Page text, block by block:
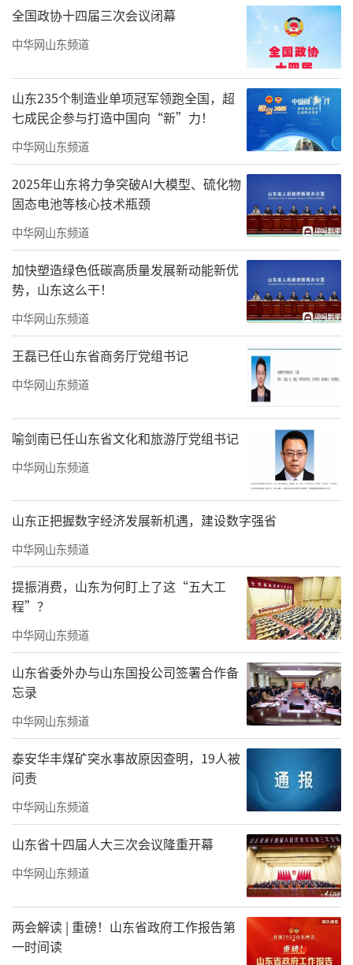
优良，富含多种对人体有益的矿物质和微量元
素。在这里，可以尽享温泉的滋养与呵护，暖
身暖心，让疲惫的身心彻底放松。近年来，临
朐揽翠湖温泉度假村持续提升温泉项目品质，
诸城竹山温泉、滨海弘润温泉景区推出冬季特
色药浴温泉，为游客带来温泉新体验；昌邑最
新打造了室内面积1万平方米的绿博园温泉水世
界，今冬为游客推出一系列养生美食和滋补汤
品。无论是家庭出游还是情侣度假，潍坊的温
泉度假项目都能为游客提供一个温馨、舒适、
私密的休闲空间，让游客在寒冷冬日感受别样
的温暖与惬意。
冬景漫游季
游客可在这个系列中沉浸式感受潍坊冬季
大自然的静谧之美与造化之奇。昌邑潍水风情
湿地公园吸引大批候鸟驻足越冬，寿光巨淀湖
风景区、林海生态博览园的湿地风貌千姿百
态，森林景观独具特色。临朐老龙湾风景区泉
水常年保持18℃，隆冬时节，云雾缭绕、雾气
蒸腾、宛如仙境。青州仰天山、临朐沂山的雾
凇似雪莲盛开，玉树琼花，如梦如幻，可以给
游客带来极佳的游览体验。
全国政协十四届三次会议闭幕
中华网山东频道
山东235个制造业单项冠军领跑全国，超
七成民企参与打造中国向“新”力！
中华网山东频道
2025年山东将力争突破AI大模型、硫化物
固态电池等核心技术瓶颈
中华网山东频道
加快塑造绿色低碳高质量发展新动能新优
势，山东这么干！
中华网山东频道
王磊已任山东省商务厅党组书记
中华网山东频道
喻剑南已任山东省文化和旅游厅党组书记
中华网山东频道
山东正把握数字经济发展新机遇，建设数字强省
中华网山东频道
提振消费，山东为何盯上了这“五大工
程”？
中华网山东频道
山东省委外办与山东国投公司签署合作备
忘录
中华网山东频道
泰安华丰煤矿突水事故原因查明，19人被
问责
中华网山东频道
山东省十四届人大三次会议隆重开幕
中华网山东频道
两会解读 | 重磅！山东省政府工作报告第
一时间读